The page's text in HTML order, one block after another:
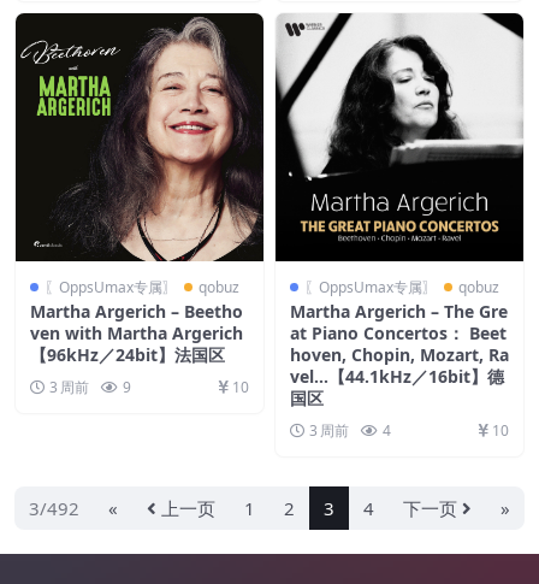
〖OppsUmax专属〗 qobuz
Martha Argerich – Beetho
ven with Martha Argerich
【96kHz／24bit】法国区
3 周前 9 10
〖OppsUmax专属〗 qobuz
Martha Argerich – The Gre
at Piano Concertos： Beet
hoven, Chopin, Mozart, Ra
vel…【44.1kHz／16bit】德
国区
3 周前 4 10
3/492 « 上一页 1 2 3 4 下一页 »